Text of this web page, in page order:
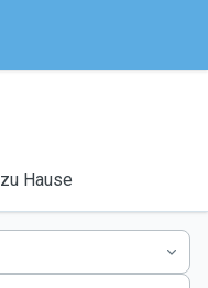
Hause